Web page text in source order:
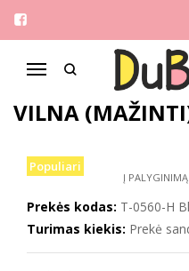
Navigacija
Pagrindinis
Tom.m 33-38 sniego batai su
TOM.M 33-38
VILNA
Populiari
Į PALYGINIMĄ
Prekės kodas: T-0560-H
Turimas kiekis: Prekė